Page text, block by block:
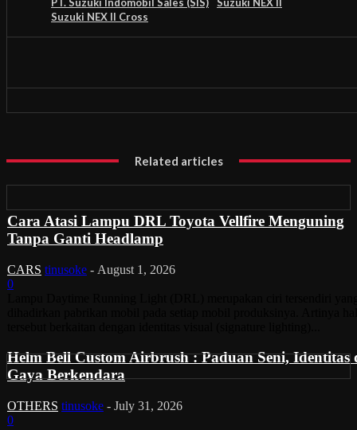
PT. Suzuki Indomobil Sales (SIS)
Suzuki NEX II
Suzuki NEX II Cross
Related articles
Cara Atasi Lampu DRL Toyota Vellfire Menguning
Tanpa Ganti Headlamp
CARS tinusoke - August 1, 2026
0
Helm Bell Custom Airbrush : Paduan Seni, Identitas
Gaya Berkendara
OTHERS tinusoke - July 31, 2026
0